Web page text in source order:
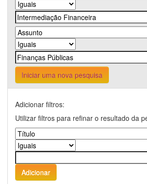
Iniciar uma nova pesquisa
Adicionar filtros:
Utilizar filtros para refinar o resultado da